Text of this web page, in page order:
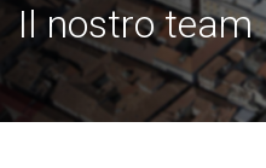
Il nostro team